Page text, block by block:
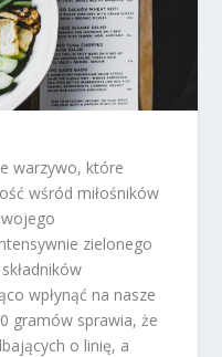
warzywo, które
wśród miłośników
zielonego
wpłynąć na nasze
gramów sprawia, że
o linię, a